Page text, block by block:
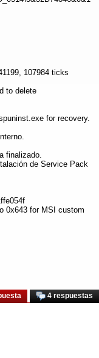
107984 ticks
to delete
for recovery.
finalizado.
de Service Pack
0x643 for MSI custom
4 respuestas